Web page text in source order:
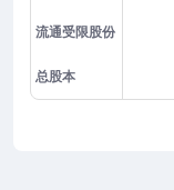
流通受限股份
总股本